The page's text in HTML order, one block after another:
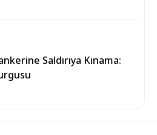
Saldırıya Kınama: